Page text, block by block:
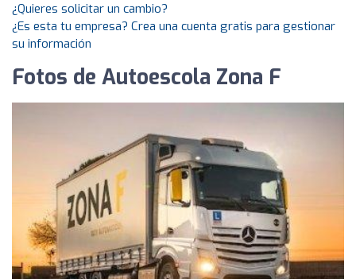
¿Quieres solicitar un cambio?
¿Es esta tu empresa? Crea una cuenta gratis para gestionar
su información
Fotos de Autoescola Zona F